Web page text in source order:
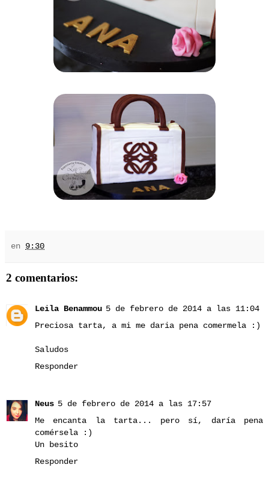
en 9:30
2 comentarios:
Leila Benammou 5 de febrero de 2014 a las 11:04
Preciosa tarta, a mi me daria pena comermela :)
Saludos
Responder
Neus 5 de febrero de 2014 a las 17:57
Me encanta la tarta... pero sí, daría pena
comérsela :)
Un besito
Responder